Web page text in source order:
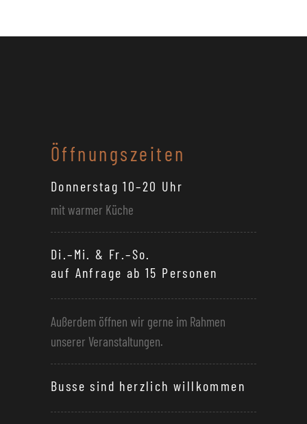
Öffnungszeiten
Donnerstag 10–20 Uhr
mit warmer Küche
Di.–Mi. & Fr.–So.
auf Anfrage ab 15 Personen
Außerdem öffnen wir gerne im Rahmen
unserer Veranstaltungen.
Busse sind herzlich willkommen